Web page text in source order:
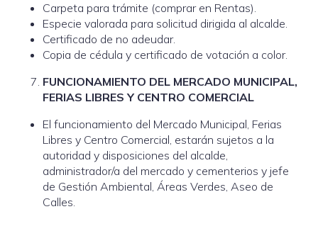
Carpeta para trámite (comprar en Rentas).
Especie valorada para solicitud dirigida al alcalde.
Certificado de no adeudar.
Copia de cédula y certificado de votación a color.
FUNCIONAMIENTO DEL MERCADO MUNICIPAL,
FERIAS LIBRES Y CENTRO COMERCIAL
El funcionamiento del Mercado Municipal, Ferias
Libres y Centro Comercial, estarán sujetos a la
autoridad y disposiciones del alcalde,
administrador/a del mercado y cementerios y jefe
de Gestión Ambiental, Áreas Verdes, Aseo de
Calles.